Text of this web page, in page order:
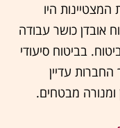
המצטיינות היו
אובדן כושר עבודה
בביטוח סיעודי
עדיין
ומנורה מבטחים.